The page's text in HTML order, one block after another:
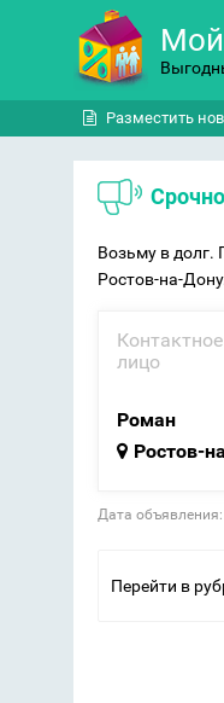
Мой
Разместить
Возьму в долг.
Ростов-на-
Контактное
лицо
Роман
Ростов-
Дата объявления:
Перейти в